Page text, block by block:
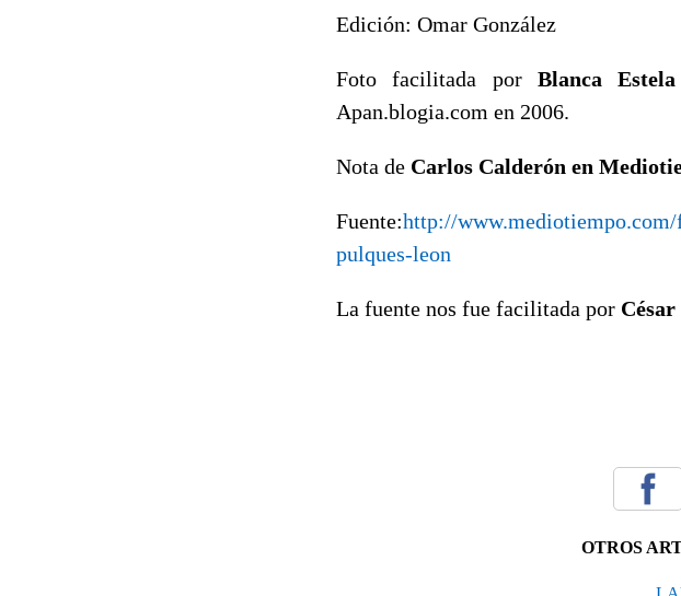
Edición: Omar González
Foto facilitada por Blanca
Apan.blogia.com en 2006.
Nota de Carlos Calderón en
Fuente:http://
pulques-leon
La fuente nos fue facilitada por
OTROS